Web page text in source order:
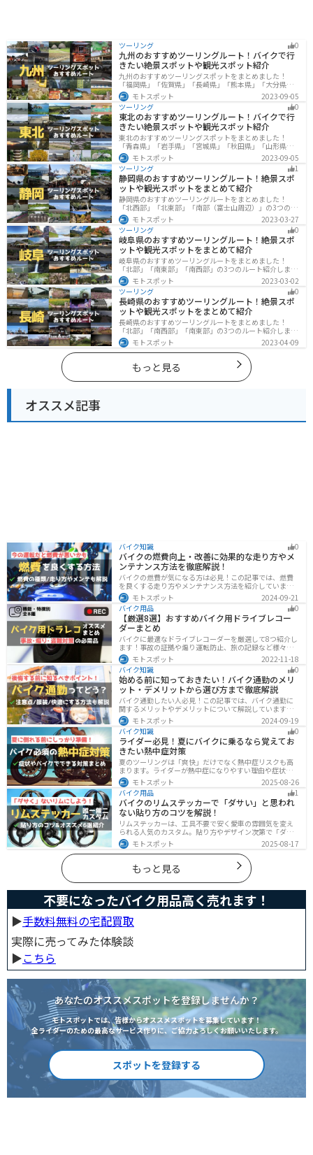
ツーリング 0
九州のおすすめツーリングルート！バイクで行
きたい絶景スポットや観光スポット紹介
九州のおすすめツーリングスポットをまとめました！
「福岡県」「佐賀県」「長崎県」「熊本県」「大分県」
「宮崎都」「鹿児島県」の各県の観光地紹介します。自
然豊かな山々や湖、温泉地が点在し、四季折々の景色を
楽しめるスポットが多数あります。バイクで九州にツー
リングに行く際は参考にしてください。
モトスポット
2023-09-05
ツーリング
0
東北のおすすめツーリングルート！バイクで行
きたい絶景スポットや観光スポット紹介
東北のおすすめツーリングスポットをまとめました！
「青森県」「岩手県」「宮城県」「秋田県」「山形県」
「福島県」の各県の観光地紹介します。自然豊かな山々
や湖、温泉地が点在し、四季折々の景色を楽しめるスポ
ットが多数あります。バイクで東北にツーリングに行く
際は参考にしてください。
モトスポット
2023-09-05
ツーリング
1
静岡県のおすすめツーリングルート！絶景スポ
ットや観光スポットをまとめて紹介
静岡県のおすすめツーリングルートをまとめました！
「北西部」「北東部」「南部（富士山周辺）」の3つのル
ート紹介します。富士山を中心に自然豊かな景色や食事
を楽しめるスポットが多数あります。バイクで静岡県に
ツーリングに行く際は参考にしてください。
モトスポット
2023-03-27
ツーリング
0
岐阜県のおすすめツーリングルート！絶景スポ
ットや観光スポットをまとめて紹介
岐阜県のおすすめツーリングルートをまとめました！
「北部」「南東部」「南西部」の3つのルート紹介しま
す。自然豊かな山が充実しており、山を生かした施設や
グルメ、絶景スポットなど、自然を満喫するツーリング
ができます。バイクで岐阜県にツーリングに行く際は参
考にしてください。
モトスポット
2023-03-02
ツーリング
0
長崎県のおすすめツーリングルート！絶景スポ
ットや観光スポットをまとめて紹介
長崎県のおすすめツーリングルートをまとめました！
「北部」「南西部」「南東部」の3つのルート紹介しま
す。国際色豊かな街並みや世界遺産、絶景ポイントが数
多く存在し、様々な楽しみ方ができます。バイクで長崎
県にツーリングに行く際は参考にしてください。
モトスポット 2023-04-09
もっと見る
オススメ記事
バイク知識 0
バイクの燃費向上・改善に効果的な走り方やメ
ンテナンス方法を徹底解説！
バイクの燃費が気になる方は必見！この記事では、燃費
を良くする走り方やメンテナンス方法を紹介していま
す。実は、車体そのものや荷物を軽くすることで、燃費
の向上が可能です。この記事を読めば、燃費を改善する
具体的な方法がわかります。
モトスポット
2024-09-21
バイク用品
0
【厳選8選】おすすめバイク用ドライブレコー
ダーまとめ
バイクに最適なドライブレコーダーを厳選して8つ紹介し
ます！事故の証拠や煽り運転防止、旅の記録など様々な
役に立つドライブコーダー、何を選べばいいか迷ってい
る方に特徴別にまとめました。
モトスポット
2022-11-18
バイク知識
0
始める前に知っておきたい！バイク通勤のメリ
ット・デメリットから選び方まで徹底解説
バイク通勤したい人必見！この記事では、バイク通勤に
関するメリットやデメリットについて解説しています。
実は通勤時間を短縮できるメリットがありますが、会社
によっては許可されない場合もあるので、事前に確認が
必要です。この記事を読めばバイク通勤の始め方がわか
ります。
モトスポット
2024-09-19
バイク知識
0
ライダー必見！夏にバイクに乗るなら覚えてお
きたい熱中症対策
夏のツーリングは「爽快」だけでなく熱中症リスクも高
まります。ライダーが熱中症になりやすい理由や症状、
危険性、そして安全に楽しむための対策を徹底解説。夏
用ウェア・水分補給・休憩ポイントの工夫など、猛暑で
も快適に走るコツを紹介します。
モトスポット
2025-08-26
バイク用品
1
バイクのリムステッカーで「ダサい」と思われ
ない貼り方のコツを解説！
リムステッカーは、工具不要で安く愛車の雰囲気を変え
られる人気のカスタム。貼り方やデザイン次第で「ダサ
い」仕上がりになることも。本記事では失敗例や選び
方、きれいに貼るコツからおすすめ商品まで詳しく紹
介。初心者でも安心して足回りをカッコよくドレスアッ
プできます。
モトスポット 2025-08-17
もっと見る
不要になったバイク用品高く売れます！
▶︎手数料無料の宅配買取
実際に売ってみた体験談
▶︎こちら
あなたのオススメスポットを登録しませんか？
モトスポットでは、皆様からオススメスポットを募集しています！
全ライダーのための最高なサービス作りに、ご協力よろしくお願いいたします。
スポットを登録する